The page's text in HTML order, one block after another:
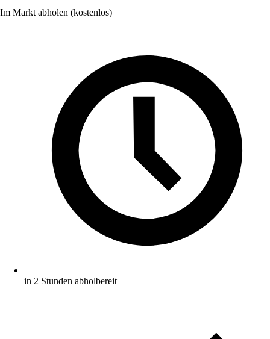
Im Markt abholen (kostenlos)
in 2 Stunden abholbereit